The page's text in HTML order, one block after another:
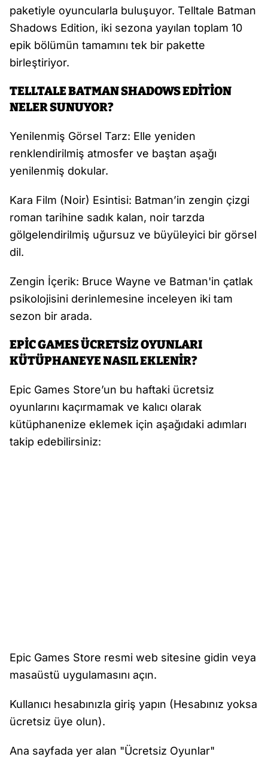
paketiyle oyuncularla buluşuyor. Telltale Batman
Shadows Edition, iki sezona yayılan toplam 10
epik bölümün tamamını tek bir pakette
birleştiriyor.
TELLTALE BATMAN SHADOWS EDİTİON
NELER SUNUYOR?
Yenilenmiş Görsel Tarz: Elle yeniden
renklendirilmiş atmosfer ve baştan aşağı
yenilenmiş dokular.
Kara Film (Noir) Esintisi: Batman’in zengin çizgi
roman tarihine sadık kalan, noir tarzda
gölgelendirilmiş uğursuz ve büyüleyici bir görsel
dil.
Zengin İçerik: Bruce Wayne ve Batman'in çatlak
psikolojisini derinlemesine inceleyen iki tam
sezon bir arada.
EPİC GAMES ÜCRETSİZ OYUNLARI
KÜTÜPHANEYE NASIL EKLENİR?
Epic Games Store’un bu haftaki ücretsiz
oyunlarını kaçırmamak ve kalıcı olarak
kütüphanenize eklemek için aşağıdaki adımları
takip edebilirsiniz:
Epic Games Store resmi web sitesine gidin veya
masaüstü uygulamasını açın.
Kullanıcı hesabınızla giriş yapın (Hesabınız yoksa
ücretsiz üye olun).
Ana sayfada yer alan "Ücretsiz Oyunlar"